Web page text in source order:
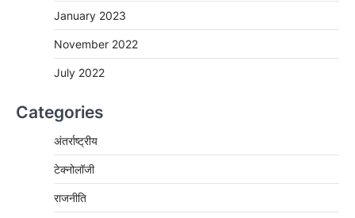
January 2023
November 2022
July 2022
Categories
अंतर्राष्ट्रीय
टेक्नोलॉजी
राजनीति